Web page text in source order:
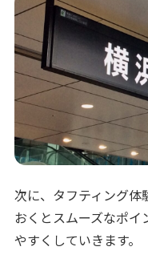
次に、タフティング体
おくとスムーズなポ
やすくしていきます。